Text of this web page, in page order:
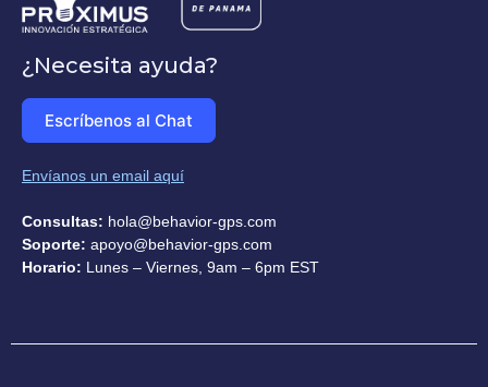
¿Necesita ayuda?
Escríbenos al Chat
Envíanos un email aquí
Consultas: hola@behavior-gps.com
Soporte: apoyo@behavior-gps.com
Horario: Lunes – Viernes, 9am – 6pm EST